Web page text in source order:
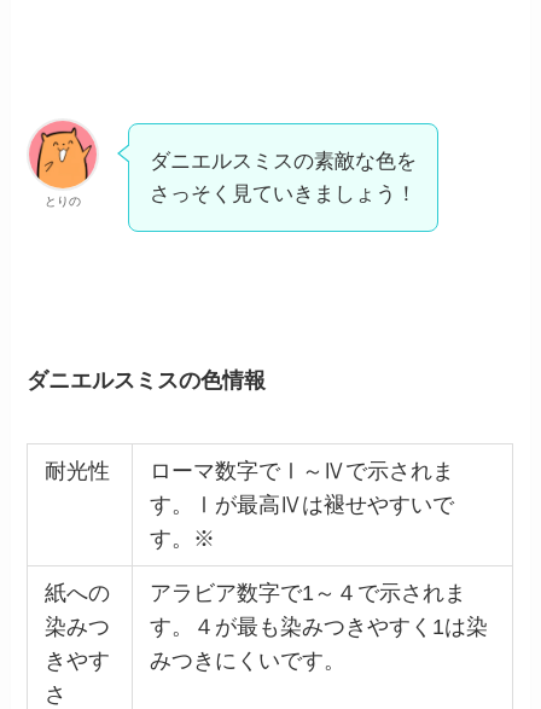
とりの
ダニエルスミスの素敵な色を
さっそく見ていきましょう！
ダニエルスミスの色情報
耐光性
ローマ数字でⅠ～Ⅳで示されま
す。Ⅰが最高Ⅳは褪せやすいで
す。※
紙への
染みつ
きやす
さ
アラビア数字で1～４で示されま
す。４が最も染みつきやすく1は染
みつきにくいです。